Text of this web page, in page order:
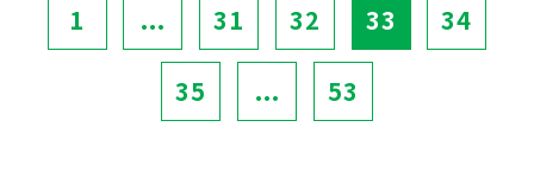
1 ... 31 32 33 34
35 ... 53